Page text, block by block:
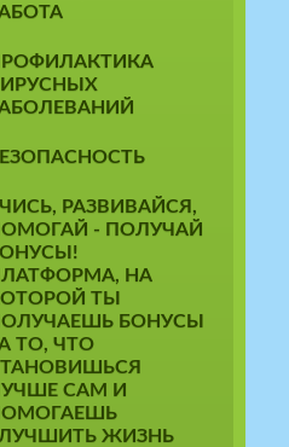
РАЗВИВАЙСЯ,
- ПОЛУЧАЙ
НА
ТЫ
БОНУСЫ
ТО, ЧТО
САМ И
ЖИЗНЬ